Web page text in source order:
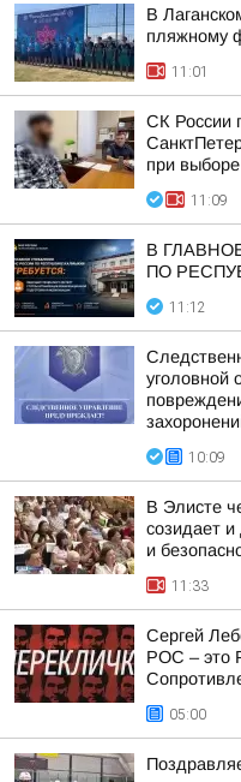
В
пляжному
11:01
СК России
при выборе
11:09
В
ПО
11:12
уголовной
10:09
В Элисте
созидает
и
11:33
Сергей
РОС – это
05:00